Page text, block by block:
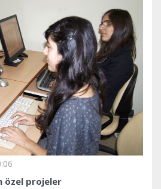
özel projeler